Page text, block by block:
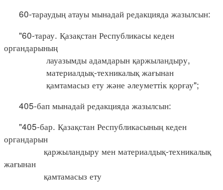
60-тараудың атауы мынадай редакцияда жазылсын:
"60-тарау. Қазақстан Республикасы кеден
органдарының
лауазымды адамдарын қаржыландыру,
материалдық-техникалық жағынан
қамтамасыз ету және әлеуметтік қорғау";
405-бап мынадай редакцияда жазылсын:
"405-бар. Қазақстан Республикасының кеден
органдарын
қаржыландыру мен материалдық-техникалық
жағынан
қамтамасыз ету